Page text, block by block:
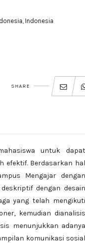
Indonesia
SHARE
untuk dapat
efektif. Berdasarkan hal
Mengajar dengan
dengan desain
yang telah mengikuti
kemudian dianalisis
menunjukkan adanya
komunikasi sosial